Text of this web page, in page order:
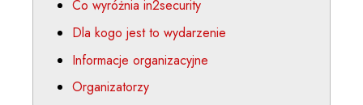
Co wyróżnia in2security
Dla kogo jest to wydarzenie
Informacje organizacyjne
Organizatorzy